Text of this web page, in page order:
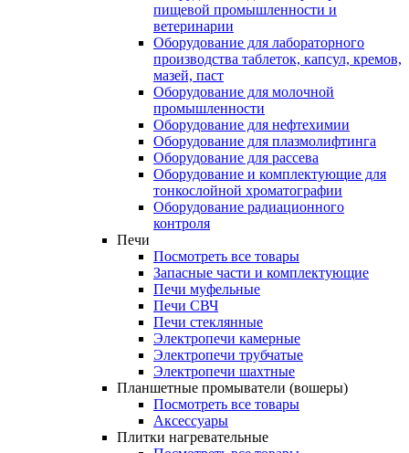
пищевой промышленности и
ветеринарии
Оборудование для лабораторного
производства таблеток, капсул, кремов,
мазей, паст
Оборудование для молочной
промышленности
Оборудование для нефтехимии
Оборудование для плазмолифтинга
Оборудование для рассева
Оборудование и комплектующие для
тонкослойной хроматографии
Оборудование радиационного
контроля
Печи
Посмотреть все товары
Запасные части и комплектующие
Печи муфельные
Печи СВЧ
Печи стеклянные
Электропечи камерные
Электропечи трубчатые
Электропечи шахтные
Планшетные промыватели (вошеры)
Посмотреть все товары
Аксессуары
Плитки нагревательные